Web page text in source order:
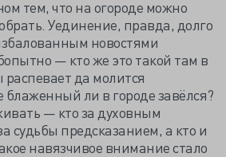
тем, что на огороде можно
Уединение, правда, долго
новостями
— кто же это такой там в
да молится
блаженный ли в городе завёлся?
— кто за духовным
судьбы предсказанием, а кто и
навязчивое внимание стало